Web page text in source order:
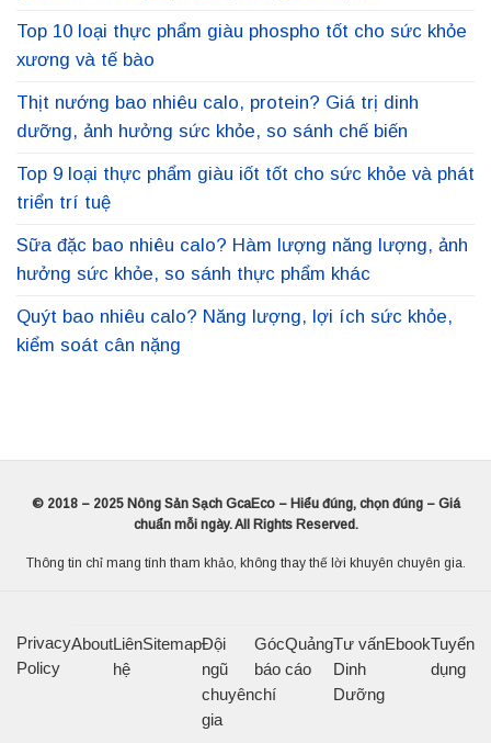
Top 10 loại thực phẩm giàu phospho tốt cho sức khỏe
xương và tế bào
Thịt nướng bao nhiêu calo, protein? Giá trị dinh
dưỡng, ảnh hưởng sức khỏe, so sánh chế biến
Top 9 loại thực phẩm giàu iốt tốt cho sức khỏe và phát
triển trí tuệ
Sữa đặc bao nhiêu calo? Hàm lượng năng lượng, ảnh
hưởng sức khỏe, so sánh thực phẩm khác
Quýt bao nhiêu calo? Năng lượng, lợi ích sức khỏe,
kiểm soát cân nặng
© 2018 – 2025 Nông Sản Sạch GcaEco – Hiểu đúng, chọn đúng – Giá
chuẩn mỗi ngày. All Rights Reserved.
Thông tin chỉ mang tính tham khảo, không thay thế lời khuyên chuyên gia.
Privacy
Policy
AboutLiên
hệ
SitemapĐội
ngũ
chuyên
gia
Góc
báo
chí
Quảng
cáo
Tư vấn
Dinh
Dưỡng
EbookTuyển
dụng